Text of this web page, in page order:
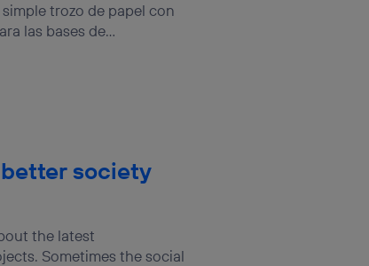
trozo de papel con
las bases de...
society
the latest
Sometimes the social